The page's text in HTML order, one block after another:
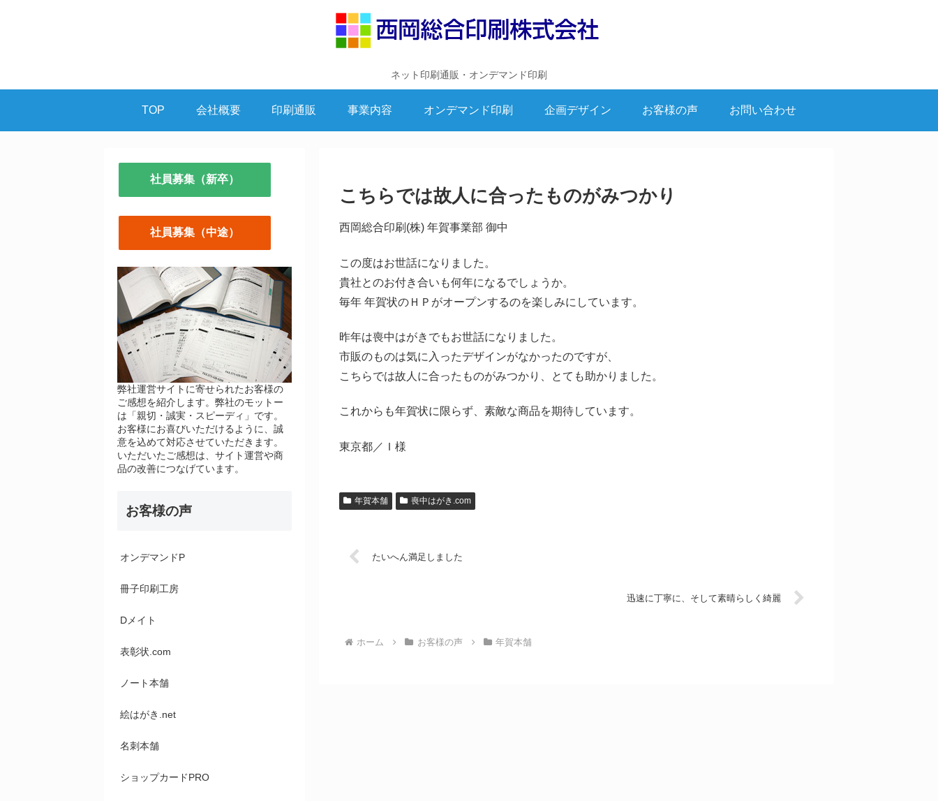
ネット印刷通販・オンデマンド印刷
TOP 会社概要 印刷通販 事業内容 オンデマンド印刷 企画デザイン お客様の声 お問い合わせ
こちらでは故人に合ったものがみつかり
西岡総合印刷(株) 年賀事業部 御中
この度はお世話になりました。
貴社とのお付き合いも何年になるでしょうか。
毎年 年賀状のＨＰがオープンするのを楽しみにしています。
昨年は喪中はがきでもお世話になりました。
市販のものは気に入ったデザインがなかったのですが、
こちらでは故人に合ったものがみつかり、とても助かりました。
これからも年賀状に限らず、素敵な商品を期待しています。
東京都／Ｉ様
年賀本舗 喪中はがき.com
たいへん満足しました
迅速に丁寧に、そして素晴らしく綺麗
ホーム お客様の声 年賀本舗
社員募集（新卒）
社員募集（中途）
弊社運営サイトに寄せられたお客様の
ご感想を紹介します。弊社のモットー
は「親切・誠実・スピーディ」です。
お客様にお喜びいただけるように、誠
意を込めて対応させていただきます。
いただいたご感想は、サイト運営や商
品の改善につなげています。
お客様の声
オンデマンドP
冊子印刷工房
Dメイト
表彰状.com
ノート本舗
絵はがき.net
名刺本舗
ショップカードPRO